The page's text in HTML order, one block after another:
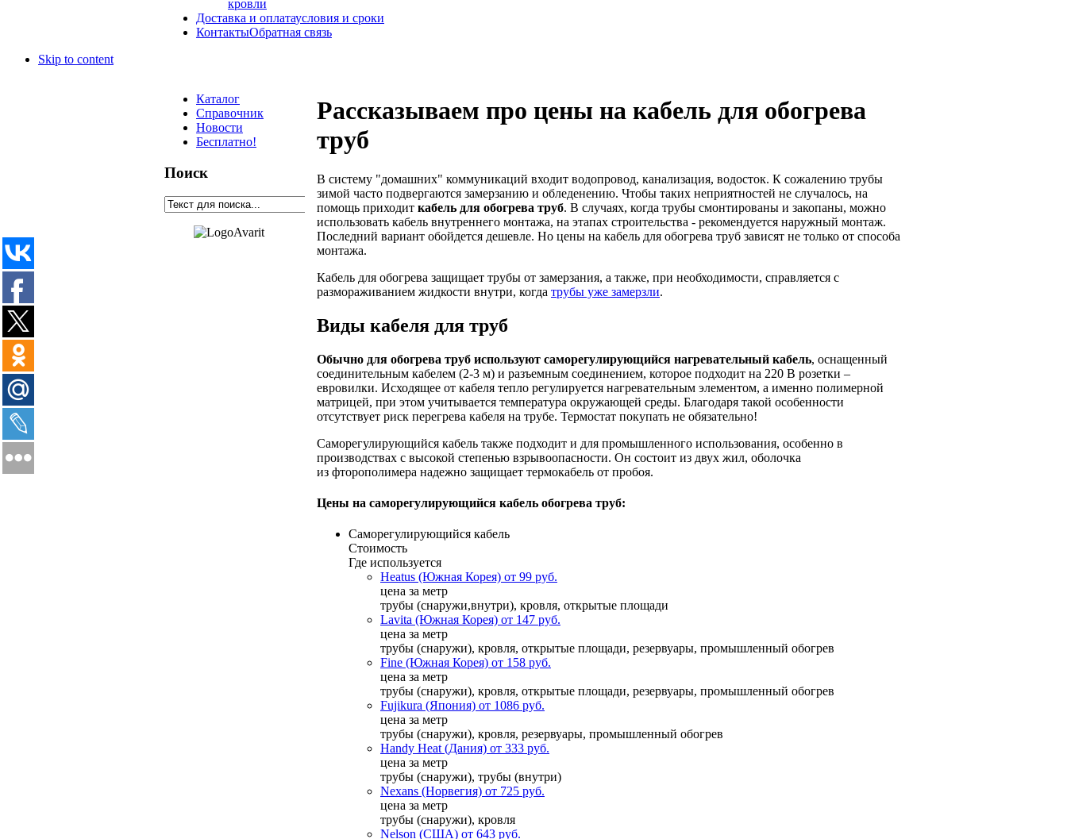
кровли
Доставка и оплатаусловия и сроки
КонтактыОбратная связь
Skip to content
Рассказываем про цены на кабель для обогрева
труб
В систему "домашних" коммуникаций входит водопровод, канализация, водосток. К сожалению трубы
зимой часто подвергаются замерзанию и обледенению. Чтобы таких неприятностей не случалось, на
помощь приходит кабель для обогрева труб. В случаях, когда трубы смонтированы и закопаны, можно
использовать кабель внутреннего монтажа, на этапах строительства - рекомендуется наружный монтаж.
Последний вариант обойдется дешевле. Но цены на кабель для обогрева труб зависят не только от способа
монтажа.
Кабель для обогрева защищает трубы от замерзания, а также, при необходимости, справляется с
размораживанием жидкости внутри, когда трубы уже замерзли.
Виды кабеля для труб
Обычно для обогрева труб используют саморегулирующийся нагревательный кабель, оснащенный
соединительным кабелем (2-3 м) и разъемным соединением, которое подходит на 220 B розетки –
евровилки. Исходящее от кабеля тепло регулируется нагревательным элементом, а именно полимерной
матрицей, при этом учитывается температура окружающей среды. Благодаря такой особенности
отсутствует риск перегрева кабеля на трубе. Термостат покупать не обязательно!
Саморегулирующийся кабель также подходит и для промышленного использования, особенно в
производствах с высокой степенью взрывоопасности. Он состоит из двух жил, оболочка
из фторополимера надежно защищает термокабель от пробоя.
Цены на саморегулирующийся кабель обогрева труб:
Саморегулирующийся кабель
Стоимость
Где используется
Heatus (Южная Корея) от 99 руб.
цена за метр
трубы (снаружи,внутри), кровля, открытые площади
Lavita (Южная Корея) от 147 руб.
цена за метр
трубы (снаружи), кровля, открытые площади, резервуары, промышленный обогрев
Fine (Южная Корея) от 158 руб.
цена за метр
трубы (снаружи), кровля, открытые площади, резервуары, промышленный обогрев
Fujikura (Япония) от 1086 руб.
цена за метр
трубы (снаружи), кровля, резервуары, промышленный обогрев
Handy Heat (Дания) от 333 руб.
цена за метр
трубы (снаружи), трубы (внутри)
Nexans (Норвегия) от 725 руб.
цена за метр
трубы (снаружи), кровля
Nelson (США) от 643 руб.
Каталог
Справочник
Новости
Бесплатно!
Поиск